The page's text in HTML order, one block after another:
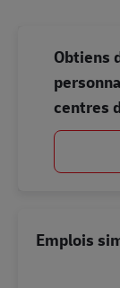
Obtiens
centres
Emplois